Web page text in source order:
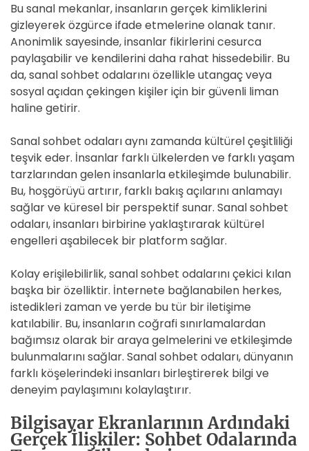
Bu sanal mekanlar, insanların gerçek kimliklerini
gizleyerek özgürce ifade etmelerine olanak tanır.
Anonimlik sayesinde, insanlar fikirlerini cesurca
paylaşabilir ve kendilerini daha rahat hissedebilir. Bu
da, sanal sohbet odalarını özellikle utangaç veya
sosyal açıdan çekingen kişiler için bir güvenli liman
haline getirir.
Sanal sohbet odaları aynı zamanda kültürel çeşitliliği
teşvik eder. İnsanlar farklı ülkelerden ve farklı yaşam
tarzlarından gelen insanlarla etkileşimde bulunabilir.
Bu, hoşgörüyü artırır, farklı bakış açılarını anlamayı
sağlar ve küresel bir perspektif sunar. Sanal sohbet
odaları, insanları birbirine yaklaştırarak kültürel
engelleri aşabilecek bir platform sağlar.
Kolay erişilebilirlik, sanal sohbet odalarını çekici kılan
başka bir özelliktir. İnternete bağlanabilen herkes,
istedikleri zaman ve yerde bu tür bir iletişime
katılabilir. Bu, insanların coğrafi sınırlamalardan
bağımsız olarak bir araya gelmelerini ve etkileşimde
bulunmalarını sağlar. Sanal sohbet odaları, dünyanın
farklı köşelerindeki insanları birleştirerek bilgi ve
deneyim paylaşımını kolaylaştırır.
Bilgisayar Ekranlarının Ardındaki
Gerçek İlişkiler: Sohbet Odalarında